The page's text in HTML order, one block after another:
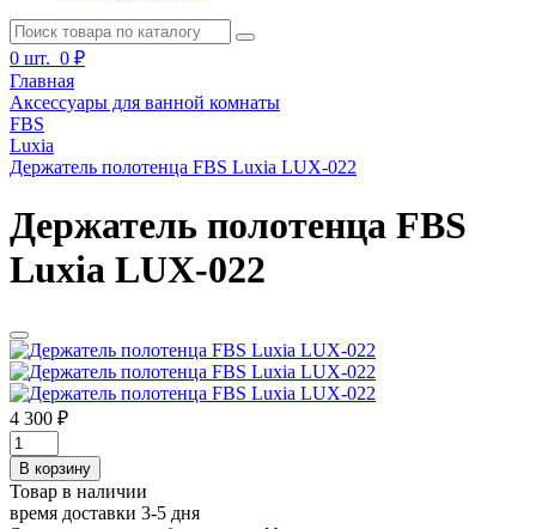
0 шт. 0 ₽
Главная
Аксессуары для ванной комнаты
FBS
Luxia
Держатель полотенца FBS Luxia LUX-022
Держатель полотенца FBS
Luxia LUX-022
4 300 ₽
В корзину
Товар в наличии
время доставки 3-5 дня